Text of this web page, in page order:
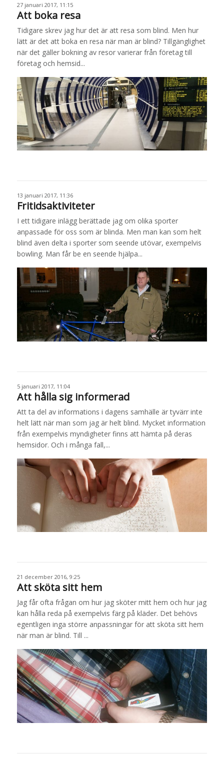
27 januari 2017, 11:15
Att boka resa
Tidigare skrev jag hur det är att resa som blind. Men hur
lätt är det att boka en resa när man är blind? Tillgänglighet
när det gäller bokning av resor varierar från företag till
företag och hemsid...
13 januari 2017, 11:36
Fritidsaktiviteter
I ett tidigare inlägg berättade jag om olika sporter
anpassade för oss som är blinda. Men man kan som helt
blind även delta i sporter som seende utövar, exempelvis
bowling. Man får be en seende hjälpa...
5 januari 2017, 11:04
Att hålla sig informerad
Att ta del av informations i dagens samhälle är tyvärr inte
helt lätt när man som jag är helt blind. Mycket information
från exempelvis myndigheter finns att hämta på deras
hemsidor. Och i många fall,...
21 december 2016, 9:25
Att sköta sitt hem
Jag får ofta frågan om hur jag sköter mitt hem och hur jag
kan hålla reda på exempelvis färg på kläder. Det behövs
egentligen inga större anpassningar för att sköta sitt hem
när man är blind. Till ...